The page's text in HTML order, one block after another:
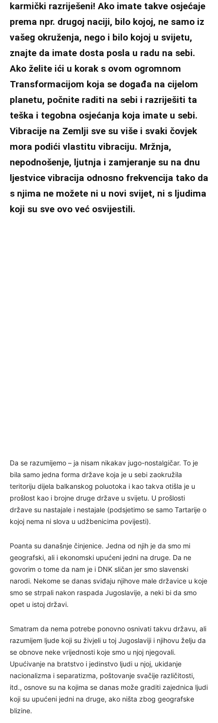
karmički razriješeni! Ako imate takve osjećaje
prema npr. drugoj naciji, bilo kojoj, ne samo iz
vašeg okruženja, nego i bilo kojoj u svijetu,
znajte da imate dosta posla u radu na sebi.
Ako želite ići u korak s ovom ogromnom
Transformacijom koja se događa na cijelom
planetu, počnite raditi na sebi i razriješiti ta
teška i tegobna osjećanja koja imate u sebi.
Vibracije na Zemlji sve su više i svaki čovjek
mora podići vlastitu vibraciju. Mržnja,
nepodnošenje, ljutnja i zamjeranje su na dnu
ljestvice vibracija odnosno frekvencija tako da
s njima ne možete ni u novi svijet, ni s ljudima
koji su sve ovo već osvijestili.
Da se razumijemo – ja nisam nikakav jugo-nostalgičar. To je
bila samo jedna forma države koja je u sebi zaokružila
teritoriju dijela balkanskog poluotoka i kao takva otišla je u
prošlost kao i brojne druge države u svijetu. U prošlosti
države su nastajale i nestajale (podsjetimo se samo Tartarije o
kojoj nema ni slova u udžbenicima povijesti).
Poanta su današnje činjenice. Jedna od njih je da smo mi
geografski, ali i ekonomski upućeni jedni na druge. Da ne
govorim o tome da nam je i DNK sličan jer smo slavenski
narodi. Nekome se danas sviđaju njihove male državice u koje
smo se strpali nakon raspada Jugoslavije, a neki bi da smo
opet u istoj državi.
Smatram da nema potrebe ponovno osnivati takvu državu, ali
razumijem ljude koji su živjeli u toj Jugoslaviji i njihovu želju da
se obnove neke vrijednosti koje smo u njoj njegovali.
Upućivanje na bratstvo i jedinstvo ljudi u njoj, ukidanje
nacionalizma i separatizma, poštovanje svačije različitosti,
itd., osnove su na kojima se danas može graditi zajednica ljudi
koji su upućeni jedni na druge, ako ništa zbog geografske
blizine.